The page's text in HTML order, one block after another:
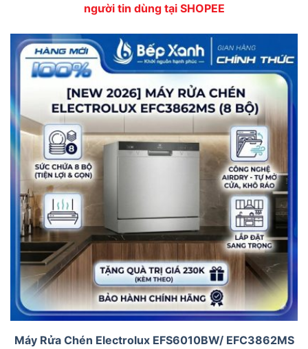
người tin dùng tại SHOPEE
Máy Rửa Chén Electrolux EFS6010BW/ EFC3862MS